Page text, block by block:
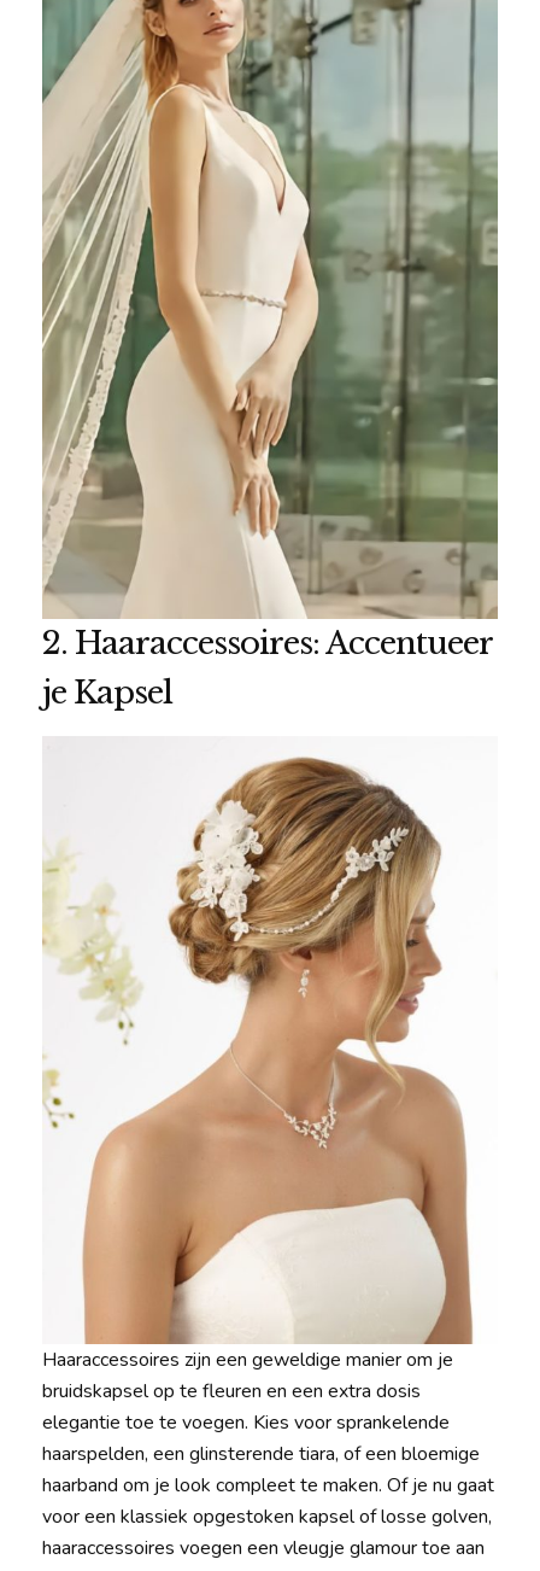
2. Haaraccessoires: Accentueer
je Kapsel
Haaraccessoires zijn een geweldige manier om je
bruidskapsel op te fleuren en een extra dosis
elegantie toe te voegen. Kies voor sprankelende
haarspelden, een glinsterende tiara, of een bloemige
haarband om je look compleet te maken. Of je nu gaat
voor een klassiek opgestoken kapsel of losse golven,
haaraccessoires voegen een vleugje glamour toe aan